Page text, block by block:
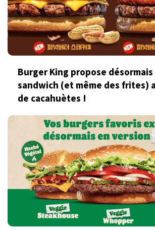
Burger King propose désormais
sandwich (et même des frites)
de cacahuètes !